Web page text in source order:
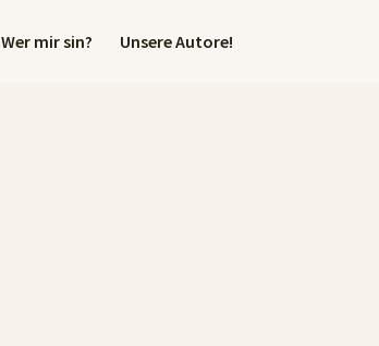
Wer mir sin? Unsere Autore!